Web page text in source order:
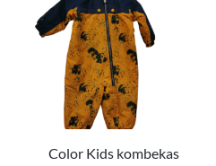
Color Kids kombekas